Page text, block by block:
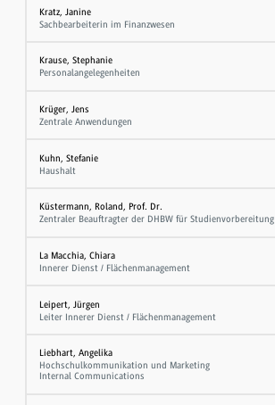
Kratz, Janine
Sachbearbeiterin im Finanzwesen
Krause, Stephanie
Personalangelegenheiten
Krüger, Jens
Zentrale Anwendungen
Kuhn, Stefanie
Haushalt
Küstermann, Roland, Prof. Dr.
Zentraler Beauftragter der DHBW für Studienvorbereitung
La Macchia, Chiara
Innerer Dienst / Flächenmanagement
Leipert, Jürgen
Leiter Innerer Dienst / Flächenmanagement
Liebhart, Angelika
Hochschulkommunikation und Marketing
Internal Communications